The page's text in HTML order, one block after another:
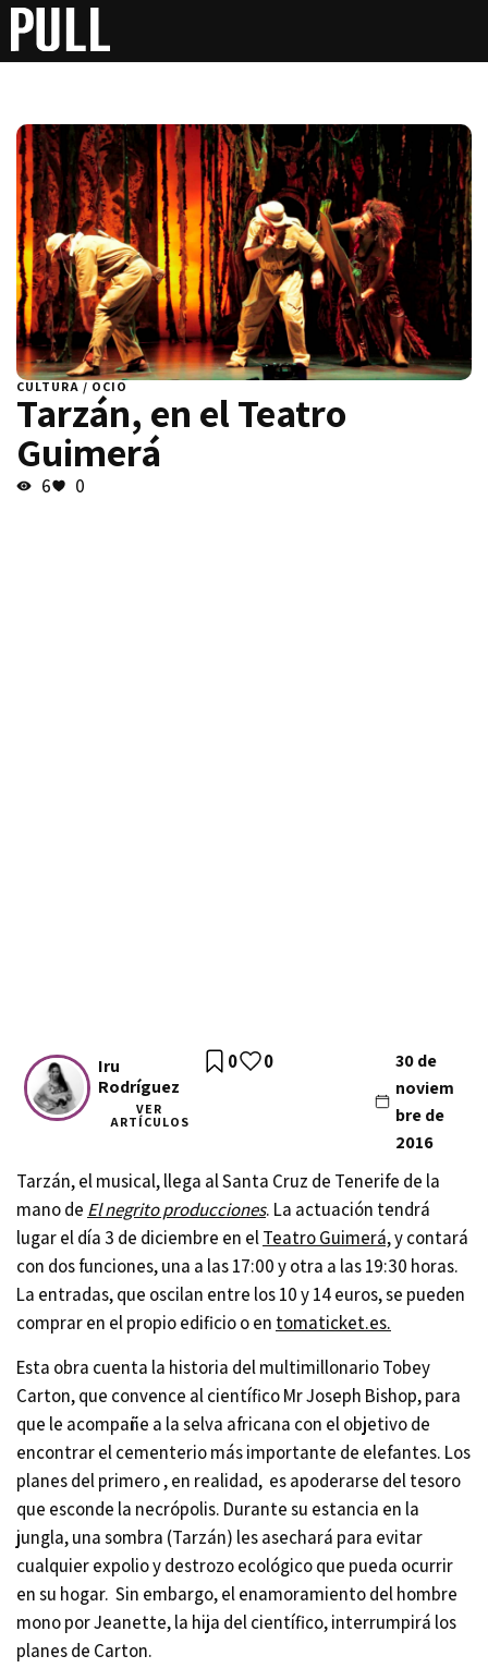
CULTURA / OCIO
Tarzán, en el Teatro
Guimerá
6 0
Iru
Rodríguez
VER
ARTÍCULOS
30 de
noviem
bre de
2016
0 0
Tarzán, el musical, llega al Santa Cruz de Tenerife de la
mano de El negrito producciones. La actuación tendrá
lugar el día 3 de diciembre en elTeatro Guimerá,y contará
con dos funciones, una a las 17:00 y otra a las 19:30 horas.
La entradas, que oscilan entre los 10 y 14 euros, se pueden
comprar en el propio edificio o en tomaticket.es.
Esta obra cuenta la historia del multimillonario Tobey
Carton, que convence al científico Mr Joseph Bishop, para
que le acompañe a la selva africana con el objetivo de
encontrar el cementerio más importante de elefantes. Los
planes del primero , en realidad, es apoderarse del tesoro
que esconde la necrópolis. Durante su estancia en la
jungla, una sombra (Tarzán) les asechará para evitar
cualquier expolio y destrozo ecológico que pueda ocurrir
en su hogar. Sin embargo, el enamoramiento del hombre
mono por Jeanette, la hija del científico, interrumpirá los
planes de Carton.